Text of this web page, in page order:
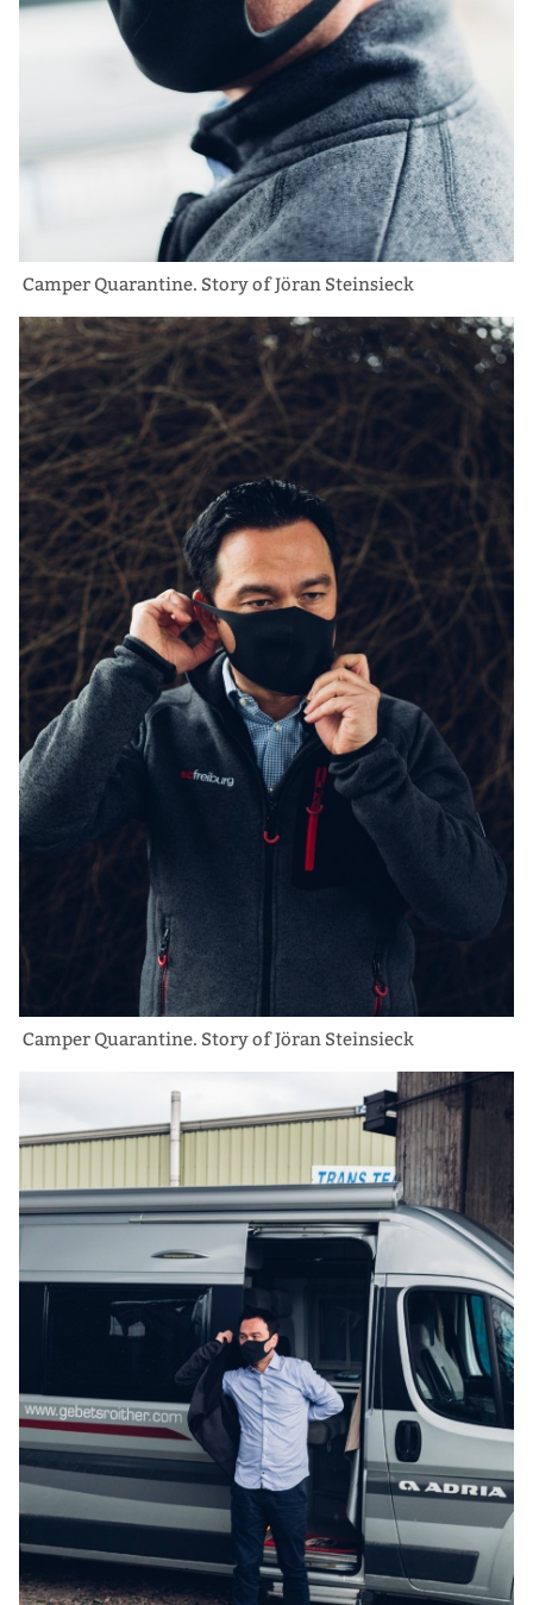
Camper Quarantine. Story of Jöran Steinsieck
Camper Quarantine. Story of Jöran Steinsieck